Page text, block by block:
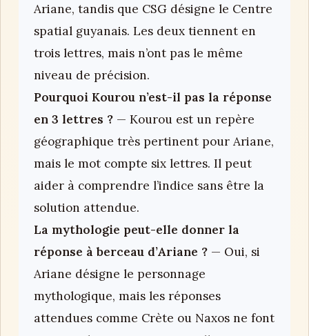
Ariane, tandis que CSG désigne le Centre
spatial guyanais. Les deux tiennent en
trois lettres, mais n’ont pas le même
niveau de précision.
Pourquoi Kourou n’est-il pas la réponse
en 3 lettres ? — Kourou est un repère
géographique très pertinent pour Ariane,
mais le mot compte six lettres. Il peut
aider à comprendre l’indice sans être la
solution attendue.
La mythologie peut-elle donner la
réponse à berceau d’Ariane ? — Oui, si
Ariane désigne le personnage
mythologique, mais les réponses
attendues comme Crète ou Naxos ne font